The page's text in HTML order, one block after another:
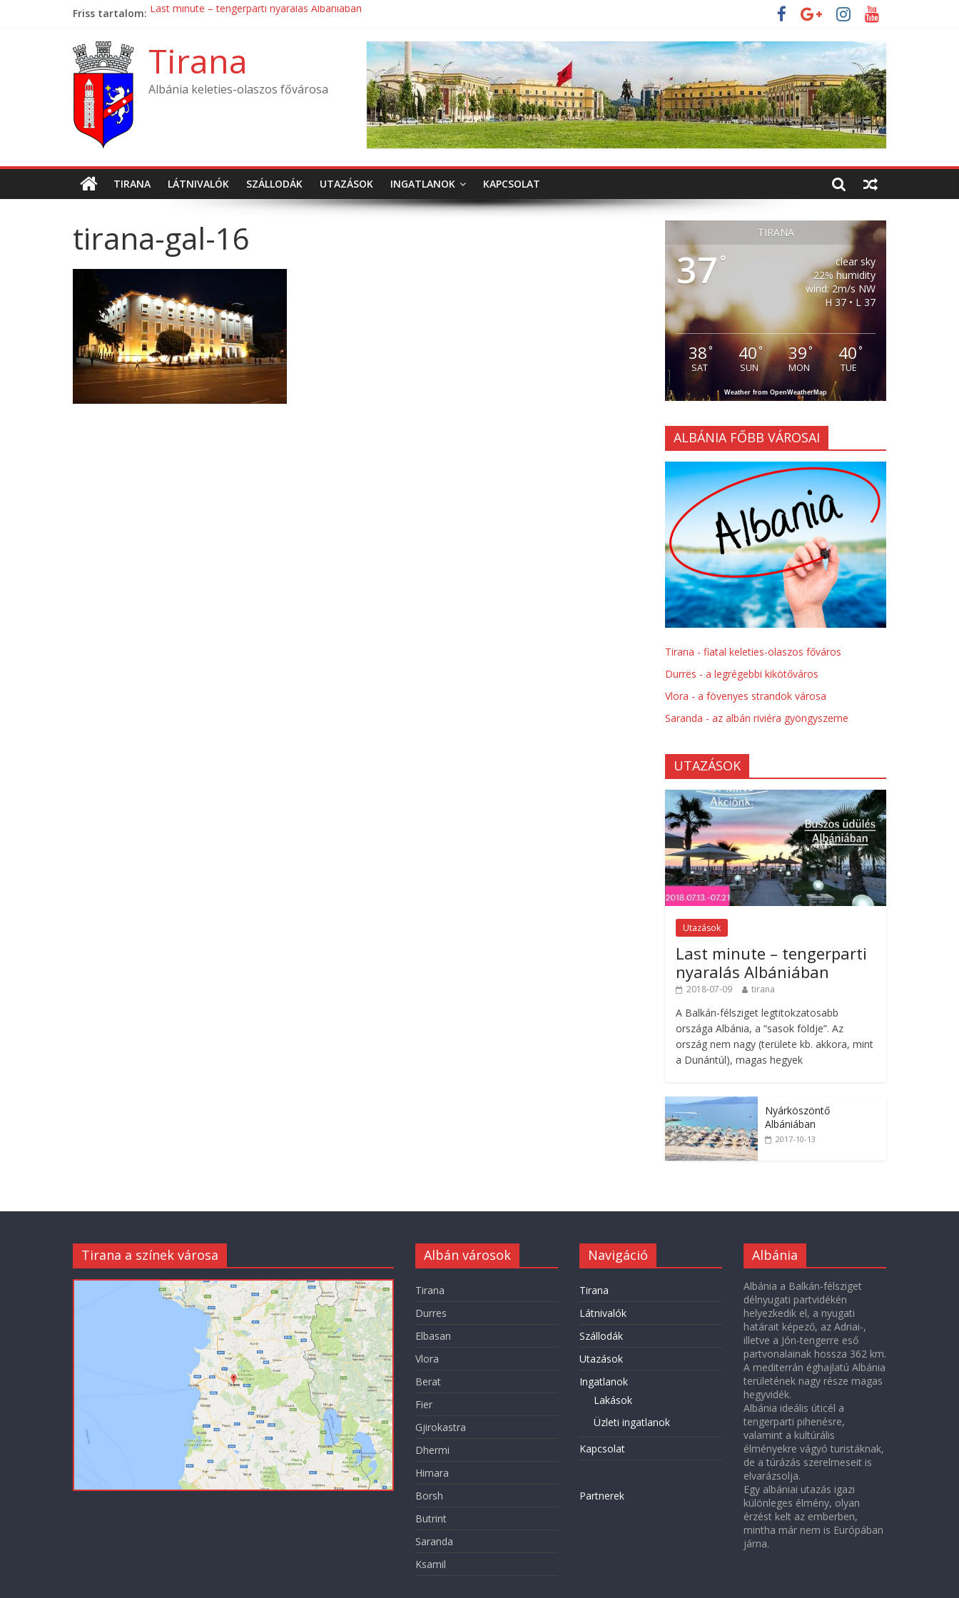
Friss tartalom: Last minute – tengerparti nyaralás Albániában
La Bohème Hotel ****
Tirana International Hotel ****
Tirana
Albánia keleties-olaszos fővárosa
TIRANA LÁTNIVALÓK SZÁLLODÁK UTAZÁSOK INGATLANOK KAPCSOLAT
tirana-gal-16 TIRANA
37 °
clear sky
22% humidity
wind: 2m/s NW
H 37 • L 37
38°
SAT
40°
SUN
39°
MON
40°
TUE
Weather from OpenWeatherMap
ALBÁNIA FŐBB VÁROSAI
Tirana - fiatal keleties-olaszos főváros
Durrës - a legrégebbi kikötőváros
Vlora - a fövenyes strandok városa
Saranda - az albán riviéra gyöngyszeme
UTAZÁSOK
Utazások
Last minute – tengerparti
nyaralás Albániában
2018-07-09 tirana
A Balkán-félsziget legtitokzatosabb
országa Albánia, a “sasok földje”. Az
ország nem nagy (területe kb. akkora, mint
a Dunántúl), magas hegyek
Nyárköszöntő
Albániában
2017-10-13
Tirana a színek városa Albán városok
Tirana
Durres
Elbasan
Vlora
Berat
Fier
Gjirokastra
Dhermi
Himara
Borsh
Butrint
Saranda
Ksamil
Navigáció
Tirana
Látnivalók
Szállodák
Utazások
Ingatlanok
Lakások
Üzleti ingatlanok
Kapcsolat
Partnerek
Albánia
Albánia a Balkán-félsziget
délnyugati partvidékén
helyezkedik el, a nyugati
határait képező, az Adriai-,
illetve a Jón-tengerre eső
partvonalainak hossza 362 km.
A mediterrán éghajlatú Albánia
területének nagy része magas
hegyvidék.
Albánia ideális úticél a
tengerparti pihenésre,
valamint a kultúrális
élményekre vágyó turistáknak,
de a túrázás szerelmeseit is
elvarázsolja.
Egy albániai utazás igazi
különleges élmény, olyan
érzést kelt az emberben,
mintha már nem is Európában
járna.